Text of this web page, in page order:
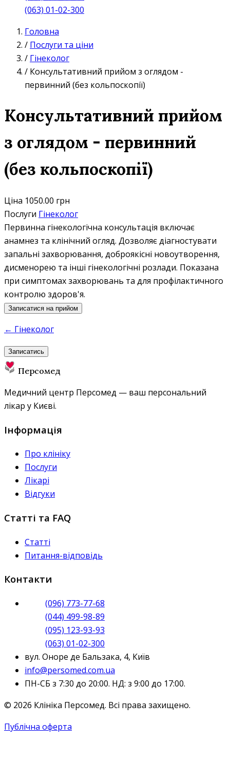
(063) 01-02-300
Головна
/ Послуги та ціни
/ Гінеколог
/ Консультативний прийом з оглядом -
первинний (без кольпоскопії)
Консультативний прийом
з оглядом - первинний
(без кольпоскопії)
Ціна 1050.00 грн
Послуги Гінеколог
Первинна гінекологічна консультація включає
анамнез та клінічний огляд. Дозволяє діагностувати
запальні захворювання, доброякісні новоутворення,
дисменорею та інші гінекологічні розлади. Показана
при симптомах захворювань та для профілактичного
контролю здоров'я.
Записатися на прийом
← Гінеколог
Записатись
Персомед
Медичний центр Персомед — ваш персональний
лікар у Києві.
Інформація
Про клініку
Послуги
Лікарі
Відгуки
Статті та FAQ
Статті
Питання-відповідь
Контакти
(096) 773-77-68
(044) 499-98-89
(095) 123-93-93
(063) 01-02-300
вул. Оноре де Бальзака, 4, Київ
info@persomed.com.ua
ПН-СБ з 7:30 до 20:00. НД: з 9:00 до 17:00.
© 2026 Клініка Персомед. Всі права захищено.
Публічна оферта